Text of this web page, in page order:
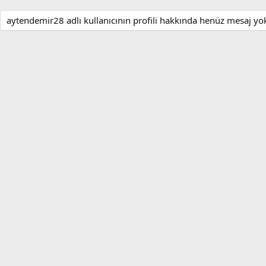
aytendemir28 adlı kullanıcının profili hakkında henüz mesaj